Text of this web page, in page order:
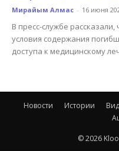
Мирайым Алмас - 16 июня
В пресс-службе
условия содержания
доступа к медицинскому
Новости Истории
© 2026